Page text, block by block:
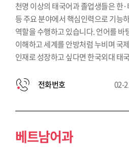
천명 이상의 태국어과 졸업생들은 한
등 주요 분야에서 핵심인력으로 기능
역할을 수행하고 있습니다. 언어를
이해하고 세계를 안방처럼 누비며 국
인재로 성장하고 싶다면 한국외대 태
전화번호 02-
베트남어과